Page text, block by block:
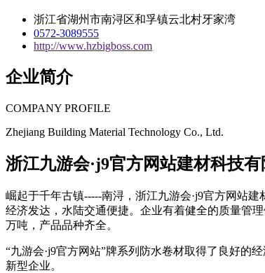
浙江省湖州市南浔区和孚镇云北村牙家湾
0572-3089555
http://www.hzbigboss.com
企业简介
COMPANY PROFILE
Zhejiang Building Material Technology Co., Ltd.
浙江九游会·j9官方网站建材科技有
崛起于千年古镇-----南浔，浙江九游会·j9官方网站
经济发达，水陆交通便捷。企业有着健全的质量管
万吨，产品品种齐全。
“九游会·j9官方网站”牌系列防水卷材取得了良好的
新型企业。